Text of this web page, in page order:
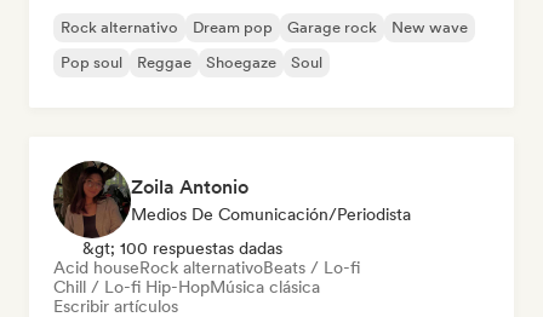
Rock alternativo Dream pop Garage rock
New wave
Pop soul
Reggae Shoegaze Soul
Zoila Antonio
Medios De Comunicación/Periodista
&gt; 100 respuestas dadas
Acid houseRock alternativoBeats / Lo-fi
Chill / Lo-fi Hip-HopMúsica clásica
Escribir artículos